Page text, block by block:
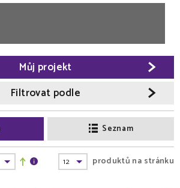
Filtrovat podle
Můj projekt
Seznam
produktů na stránku